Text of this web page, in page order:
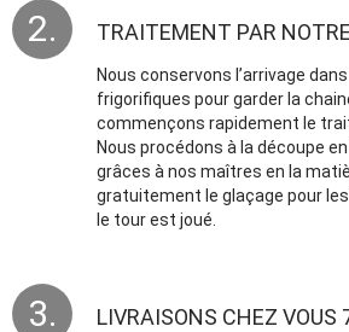
TRAITEMENT PAR
Nous conservons l’arrivage
frigorifiques pour garder la
commençons rapidement le
Nous procédons à la découpe
grâces à nos maîtres en la
gratuitement le glaçage pour
le tour est joué.
LIVRAISONS CHEZ VOUS